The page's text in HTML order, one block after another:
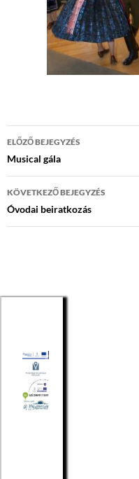
Bejegyzés
navigáció
ELŐZŐ BEJEGYZÉS
Musical gála
KÖVETKEZŐ BEJEGYZÉS
Óvodai beiratkozás